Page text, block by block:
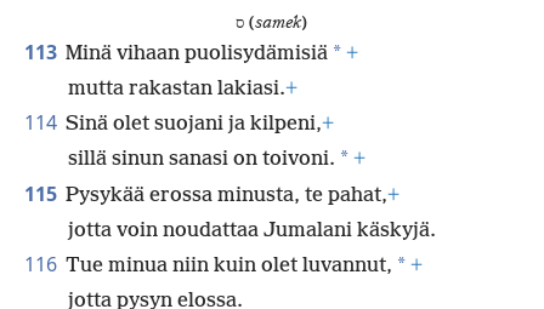
ס (samek)
113 Minä vihaan puolisydämisiä * +
mutta rakastan lakiasi.+
114 Sinä olet suojani ja kilpeni,+
sillä sinun sanasi on toivoni. * +
115 Pysykää erossa minusta, te pahat,+
jotta voin noudattaa Jumalani käskyjä.
116 Tue minua niin kuin olet luvannut, * +
jotta pysyn elossa.